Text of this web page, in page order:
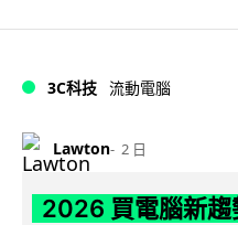
3C科技 流動電腦
Lawton 2 日
2026 買電腦新趨